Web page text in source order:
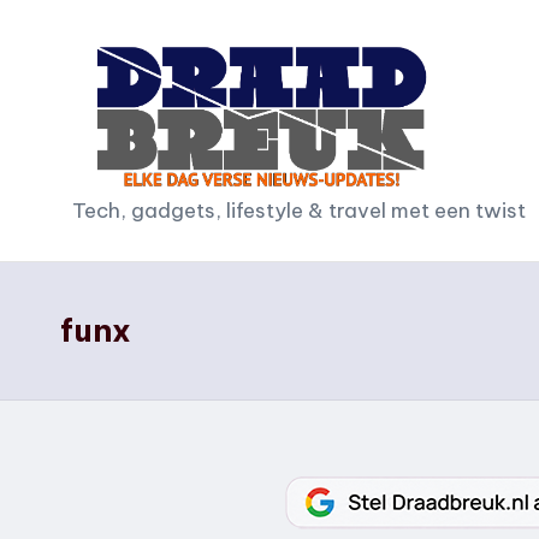
D
r
a
d
Tech, gadgets, lifestyle & travel met een twist
funx